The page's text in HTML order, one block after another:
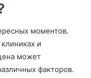
моментов.
и
может
факторов.